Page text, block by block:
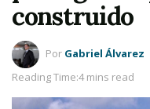
construido
Por Gabriel Álvarez
Reading Time:4 mins read